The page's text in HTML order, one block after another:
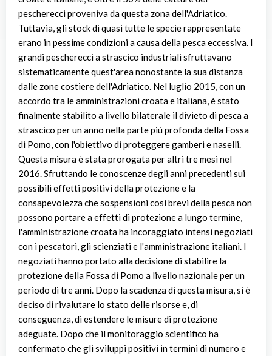
pescherecci proveniva da questa zona dell'Adriatico.
Tuttavia, gli stock di quasi tutte le specie rappresentate
erano in pessime condizioni a causa della pesca eccessiva. I
grandi pescherecci a strascico industriali sfruttavano
sistematicamente quest'area nonostante la sua distanza
dalle zone costiere dell'Adriatico. Nel luglio 2015, con un
accordo tra le amministrazioni croata e italiana, è stato
finalmente stabilito a livello bilaterale il divieto di pesca a
strascico per un anno nella parte più profonda della Fossa
di Pomo, con l'obiettivo di proteggere gamberi e naselli.
Questa misura è stata prorogata per altri tre mesi nel
2016. Sfruttando le conoscenze degli anni precedenti sui
possibili effetti positivi della protezione e la
consapevolezza che sospensioni così brevi della pesca non
possono portare a effetti di protezione a lungo termine,
l'amministrazione croata ha incoraggiato intensi negoziati
con i pescatori, gli scienziati e l'amministrazione italiani. I
negoziati hanno portato alla decisione di stabilire la
protezione della Fossa di Pomo a livello nazionale per un
periodo di tre anni. Dopo la scadenza di questa misura, si è
deciso di rivalutare lo stato delle risorse e, di
conseguenza, di estendere le misure di protezione
adeguate. Dopo che il monitoraggio scientifico ha
confermato che gli sviluppi positivi in termini di numero e